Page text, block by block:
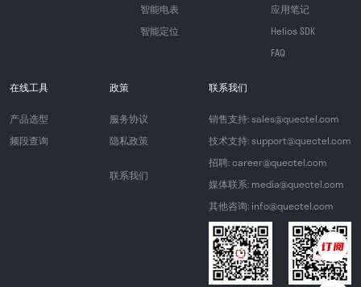
智能电表
智能定位
应用笔记
Helios SDK
FAQ
在线工具
产品选型
频段查询
政策
服务协议
隐私政策
联系我们
联系我们
销售支持: sales@quectel.com
技术支持: support@quectel.com
招聘: career@quectel.com
媒体联系: media@quectel.com
其他咨询: info@quectel.com